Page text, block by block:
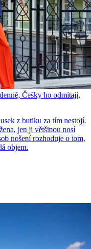
Češky ho odmítají,
z butiku za tím nestojí.
jen ji většinou nosí
nošení rozhoduje o tom,
objem.